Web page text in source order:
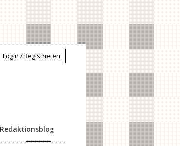
Login / Registrieren
Redaktionsblog